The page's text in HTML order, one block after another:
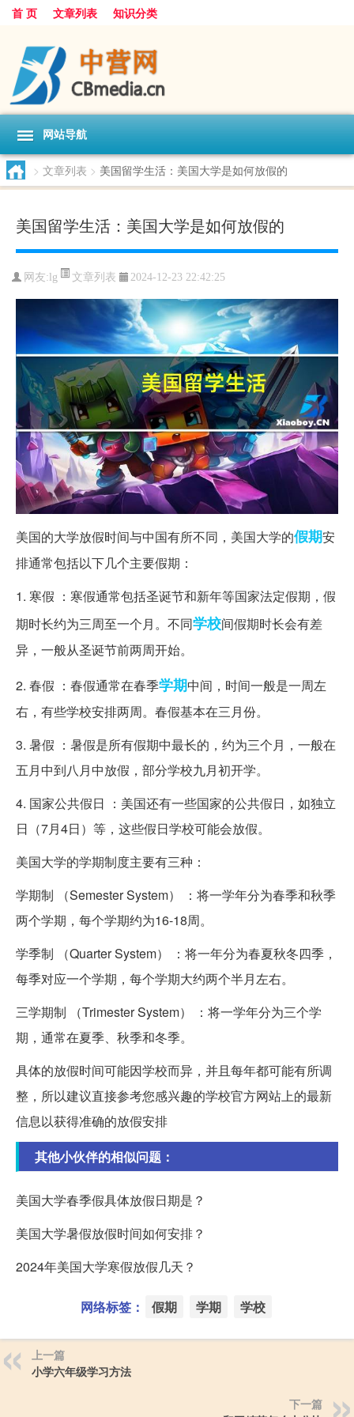
首 页 文章列表 知识分类
网站导航
> 文章列表 > 美国留学生活：美国大学是如何放假的
美国留学生活：美国大学是如何放假的
网友:lg 文章列表 2024-12-23 22:42:25
美国的大学放假时间与中国有所不同，美国大学的假期安
排通常包括以下几个主要假期：
1. 寒假 ：寒假通常包括圣诞节和新年等国家法定假期，假
期时长约为三周至一个月。不同学校间假期时长会有差
异，一般从圣诞节前两周开始。
2. 春假 ：春假通常在春季学期中间，时间一般是一周左
右，有些学校安排两周。春假基本在三月份。
3. 暑假 ：暑假是所有假期中最长的，约为三个月，一般在
五月中到八月中放假，部分学校九月初开学。
4. 国家公共假日 ：美国还有一些国家的公共假日，如独立
日（7月4日）等，这些假日学校可能会放假。
美国大学的学期制度主要有三种：
学期制 （Semester System） ：将一学年分为春季和秋季
两个学期，每个学期约为16-18周。
学季制 （Quarter System） ：将一年分为春夏秋冬四季，
每季对应一个学期，每个学期大约两个半月左右。
三学期制 （Trimester System） ：将一学年分为三个学
期，通常在夏季、秋季和冬季。
具体的放假时间可能因学校而异，并且每年都可能有所调
整，所以建议直接参考您感兴趣的学校官方网站上的最新
信息以获得准确的放假安排
其他小伙伴的相似问题：
美国大学春季假具体放假日期是？
美国大学暑假放假时间如何安排？
2024年美国大学寒假放假几天？
网络标签： 假期 学期 学校
上一篇
小学六年级学习方法
下一篇